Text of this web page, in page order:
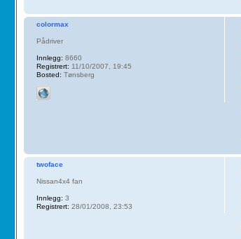
colormax
Pådriver
Innlegg: 8660
Registrert: 11/10/2007, 19:45
Bosted: Tønsberg
twoface
Nissan4x4 fan
Innlegg: 3
Registrert: 28/01/2008, 23:53